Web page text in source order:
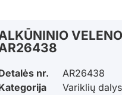
nr.
AR26438
Variklių dalys